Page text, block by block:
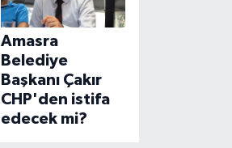
Amasra
Belediye
Başkanı Çakır
CHP'den istifa
edecek mi?